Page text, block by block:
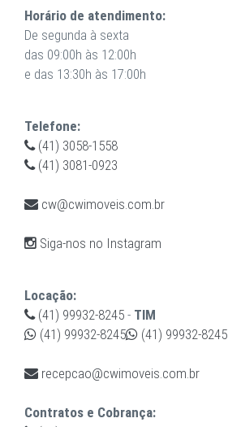
Horário de atendimento:
De segunda à sexta
das 09:00h às 12:00h
e das 13:30h às 17:00h
Telefone:
(41) 3058-1558
(41) 3081-0923
cw@cwimoveis.com.br
Siga-nos no Instagram
Locação:
(41) 99932-8245 - TIM
(41) 99932-8245
(41) 99932-8245
recepcao@cwimoveis.com.br
Contratos e Cobrança: